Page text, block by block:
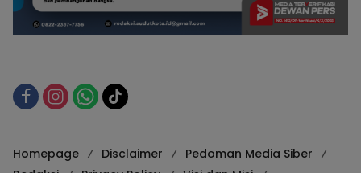
Homepage Disclaimer
Pedoman Media Siber